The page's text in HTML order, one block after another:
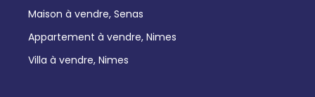
Maison à vendre, Senas
Appartement à vendre, Nimes
Villa à vendre, Nimes